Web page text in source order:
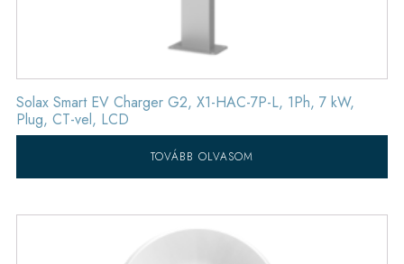
Solax Smart EV Charger G2, X1-HAC-7P-L, 1Ph, 7 kW,
Plug, CT-vel, LCD
TOVÁBB OLVASOM